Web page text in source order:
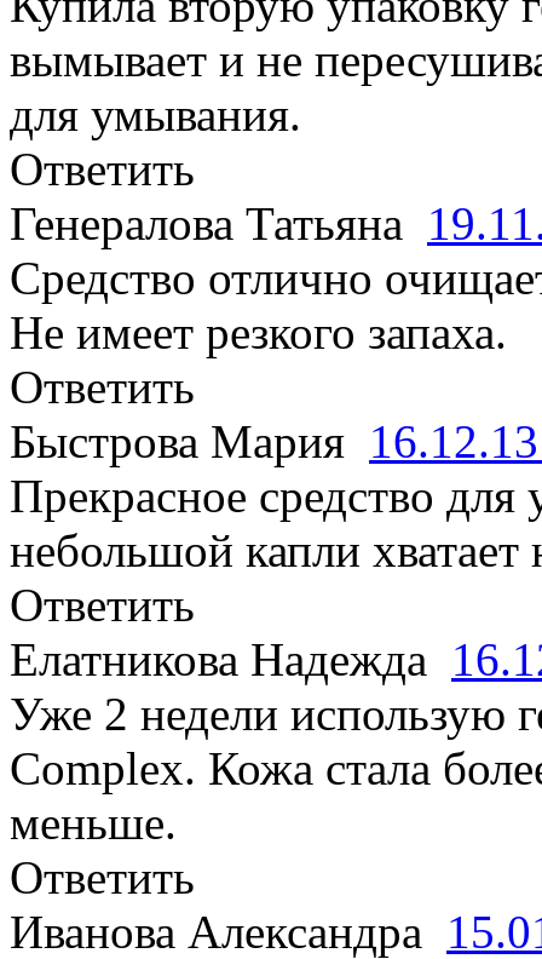
вымывает и не
для умывания.
Ответить
Генералова Татьяна
Средство отлично
Не имеет резкого запаха.
Ответить
Быстрова Мария
Прекрасное средство
небольшой капли
Ответить
Елатникова Надежда
Уже 2 недели использую
Complex. Кожа стала
меньше.
Ответить
Иванова Александра